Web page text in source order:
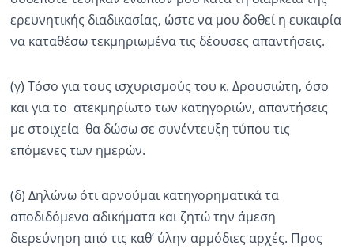
ερευνητικής διαδικασίας, ώστε να μου δοθεί η ευκαιρία
να καταθέσω τεκμηριωμένα τις δέουσες απαντήσεις.
(γ) Τόσο για τους ισχυρισμούς του κ. Δρουσιώτη, όσο
και για το ατεκμηρίωτο των κατηγοριών, απαντήσεις
με στοιχεία θα δώσω σε συνέντευξη τύπου τις
επόμενες των ημερών.
(δ) Δηλώνω ότι αρνούμαι κατηγορηματικά τα
αποδιδόμενα αδικήματα και ζητώ την άμεση
διερεύνηση από τις καθ’ ύλην αρμόδιες αρχές. Προς